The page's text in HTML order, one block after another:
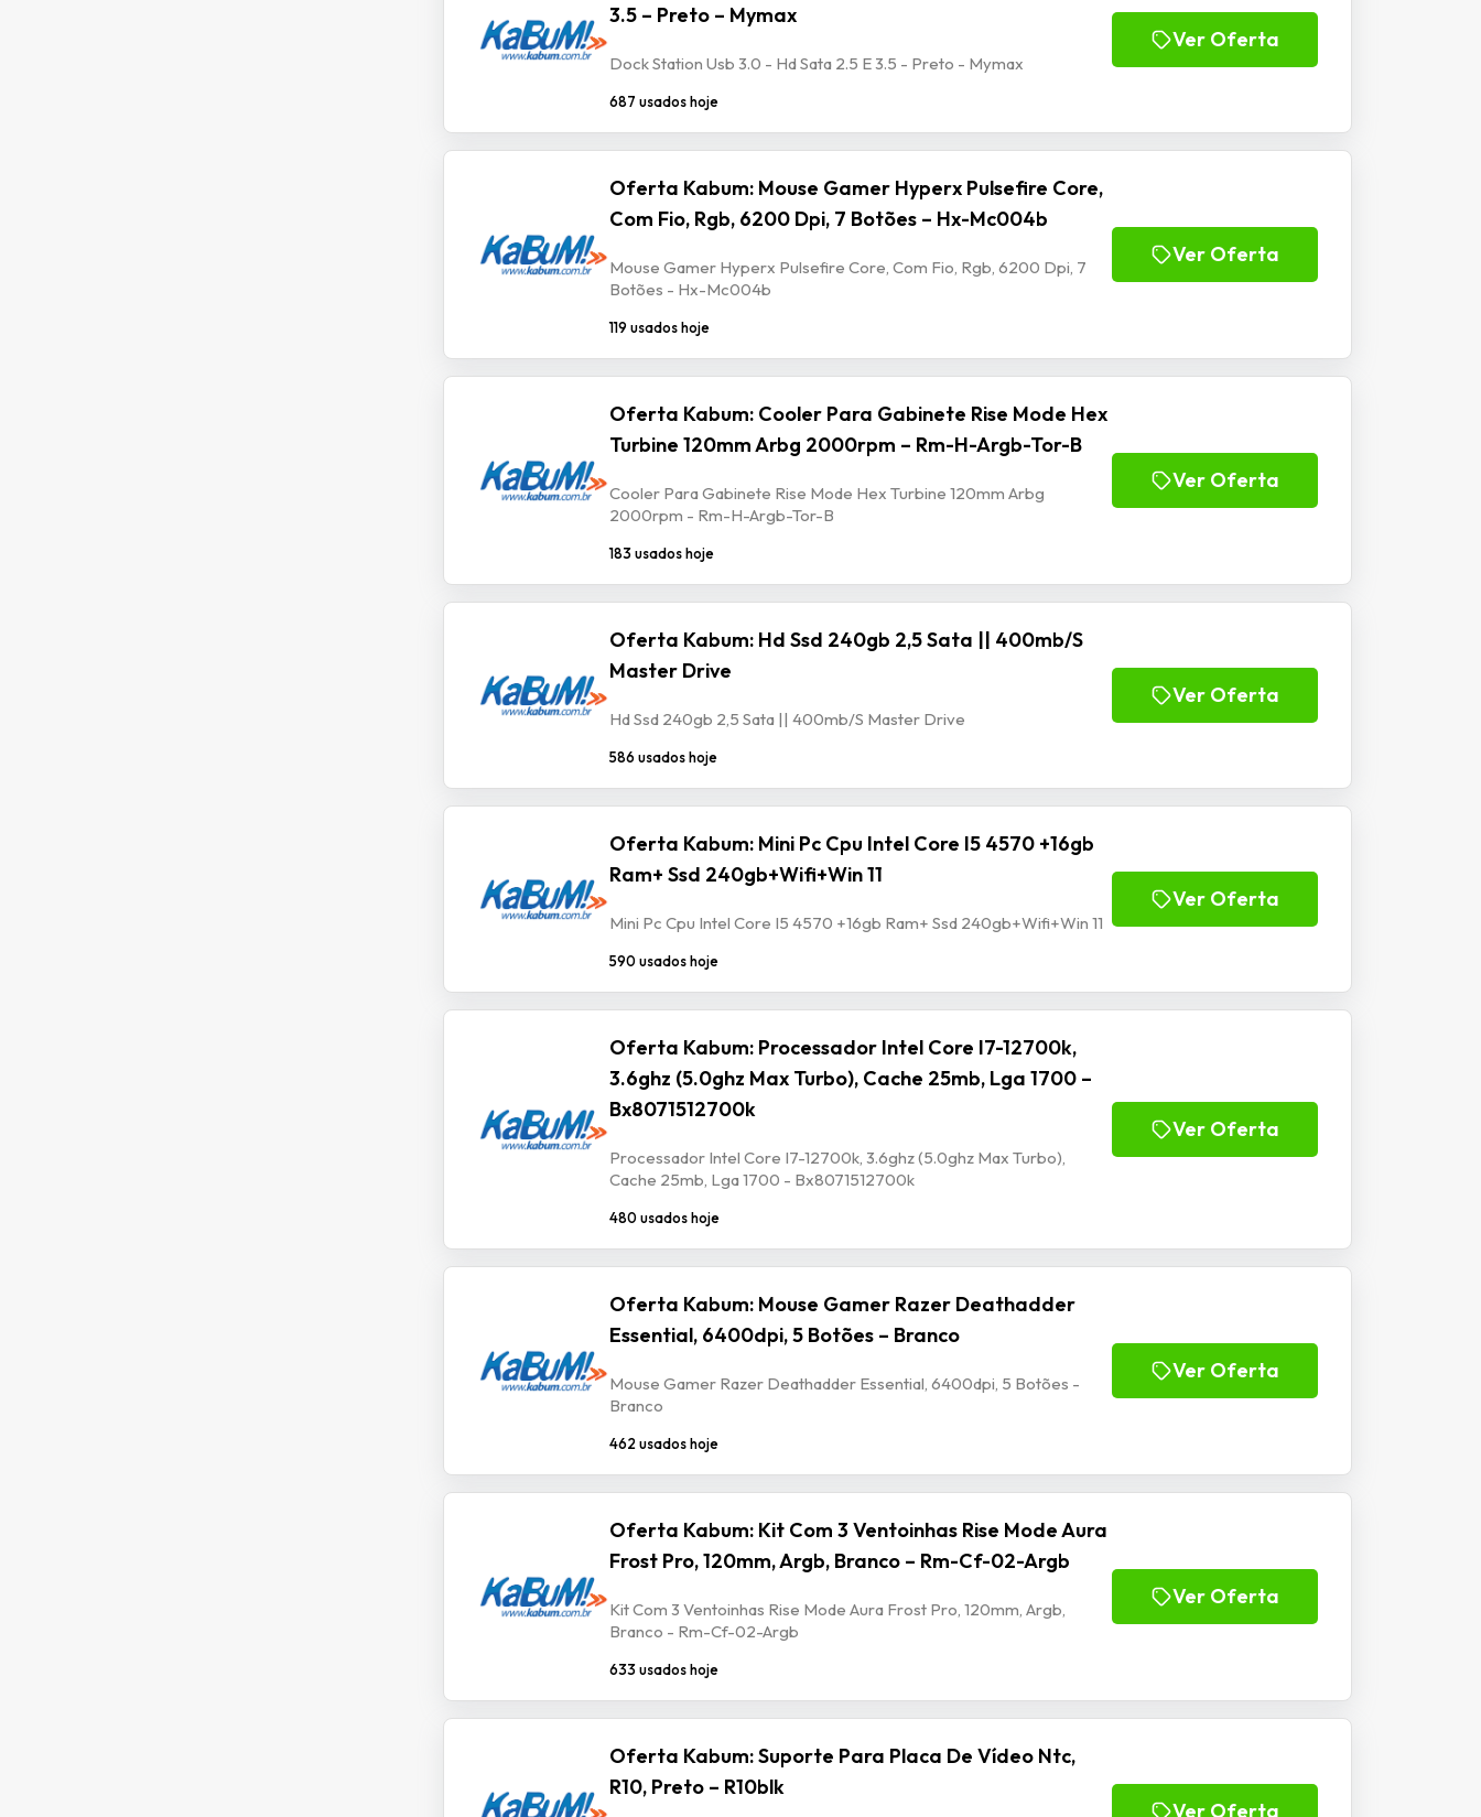
3.5 – Preto – Mymax
Dock Station Usb 3.0 - Hd Sata 2.5 E 3.5 - Preto - Mymax
687 usados hoje
Ver Oferta
Oferta Kabum: Mouse Gamer Hyperx Pulsefire Core,
Com Fio, Rgb, 6200 Dpi, 7 Botões – Hx-Mc004b
Mouse Gamer Hyperx Pulsefire Core, Com Fio, Rgb, 6200 Dpi, 7
Botões - Hx-Mc004b
119 usados hoje
Ver Oferta
Oferta Kabum: Cooler Para Gabinete Rise Mode Hex
Turbine 120mm Arbg 2000rpm – Rm-H-Argb-Tor-B
Cooler Para Gabinete Rise Mode Hex Turbine 120mm Arbg
2000rpm - Rm-H-Argb-Tor-B
183 usados hoje
Ver Oferta
Oferta Kabum: Hd Ssd 240gb 2,5 Sata || 400mb/S
Master Drive
Hd Ssd 240gb 2,5 Sata || 400mb/S Master Drive
586 usados hoje
Ver Oferta
Oferta Kabum: Mini Pc Cpu Intel Core I5 4570 +16gb
Ram+ Ssd 240gb+Wifi+Win 11
Mini Pc Cpu Intel Core I5 4570 +16gb Ram+ Ssd 240gb+Wifi+Win 11
590 usados hoje
Ver Oferta
Oferta Kabum: Processador Intel Core I7-12700k,
3.6ghz (5.0ghz Max Turbo), Cache 25mb, Lga 1700 –
Bx8071512700k
Processador Intel Core I7-12700k, 3.6ghz (5.0ghz Max Turbo),
Cache 25mb, Lga 1700 - Bx8071512700k
480 usados hoje
Ver Oferta
Oferta Kabum: Mouse Gamer Razer Deathadder
Essential, 6400dpi, 5 Botões – Branco
Mouse Gamer Razer Deathadder Essential, 6400dpi, 5 Botões -
Branco
462 usados hoje
Ver Oferta
Oferta Kabum: Kit Com 3 Ventoinhas Rise Mode Aura
Frost Pro, 120mm, Argb, Branco – Rm-Cf-02-Argb
Kit Com 3 Ventoinhas Rise Mode Aura Frost Pro, 120mm, Argb,
Branco - Rm-Cf-02-Argb
633 usados hoje
Ver Oferta
Oferta Kabum: Suporte Para Placa De Vídeo Ntc,
R10, Preto – R10blk
Ver Oferta